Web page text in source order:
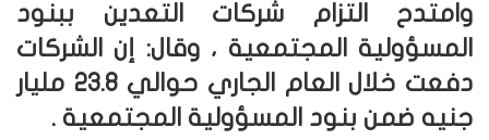
وامتدح التزام شركات التعدين ببنود
المسؤولية المجتمعية ، وقال: إن الشركات
دفعت خلال العام الجاري حوالي 23.8 مليار
جنيه ضمن بنود المسؤولية المجتمعية .